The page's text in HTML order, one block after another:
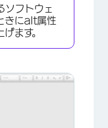
ソフトウェ
きにalt属性
ます。